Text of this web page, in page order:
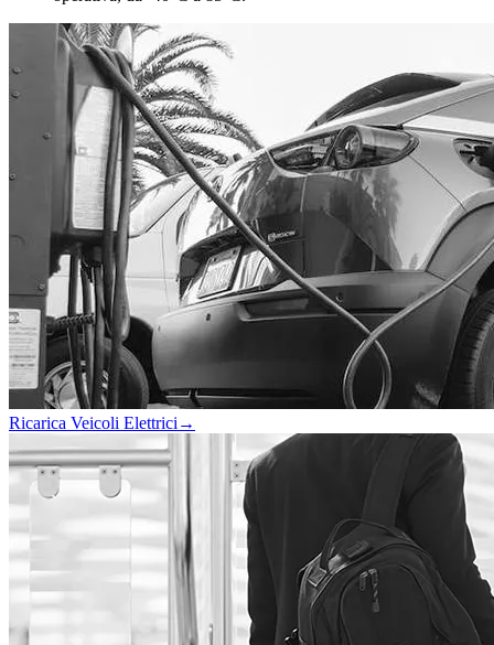
Ricarica Veicoli Elettrici →